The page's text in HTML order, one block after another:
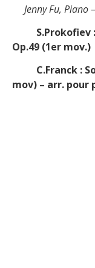
Jenny Fu, Piano
S.Prokofiev :
Op.49 (1er mov.)
C.Franck :
mov) – arr.